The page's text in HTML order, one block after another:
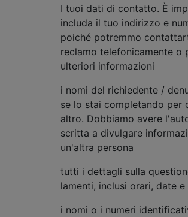
I tuoi dati di contatto. È
includa il tuo indirizzo e
poiché potremmo
reclamo telefonicamente o
ulteriori informazioni
i nomi del richiedente /
se lo stai completando per
altro. Dobbiamo avere
scritta a divulgare
un'altra persona
tutti i dettagli sulla
lamenti, inclusi orari, date e
i nomi o i numeri